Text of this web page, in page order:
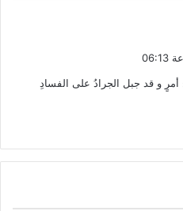
أمرٍ و قد جبل الجرادُ على الفسادِ